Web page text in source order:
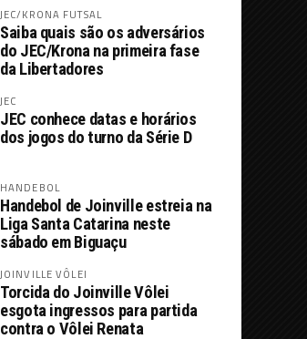
JEC/KRONA FUTSAL
Saiba quais são os adversários
do JEC/Krona na primeira fase
da Libertadores
JEC
JEC conhece datas e horários
dos jogos do turno da Série D
HANDEBOL
Handebol de Joinville estreia na
Liga Santa Catarina neste
sábado em Biguaçu
JOINVILLE VÔLEI
Torcida do Joinville Vôlei
esgota ingressos para partida
contra o Vôlei Renata